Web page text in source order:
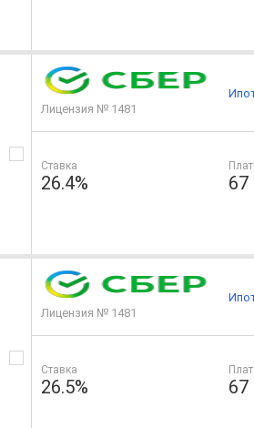
Лицензия № 1481
Ставка
26.4%
Лицензия № 1481
Ставка
26.5%